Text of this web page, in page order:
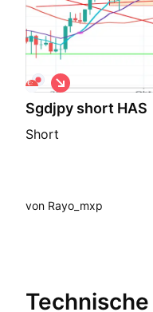
Sgdjpy short HAS
Short
S
h
o
r
t
von Rayo_mxp
Technische